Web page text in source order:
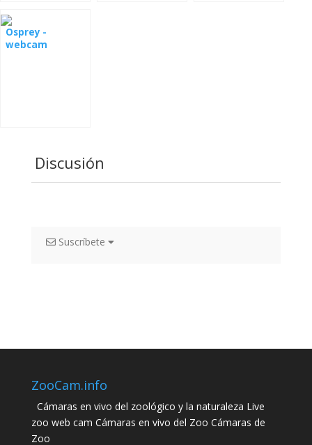
Osprey -
webcam
Discusión
Suscríbete
ZooCam.info
Cámaras en vivo del zoológico y la naturaleza Live
zoo web cam Cámaras en vivo del Zoo Cámaras de
Zoo